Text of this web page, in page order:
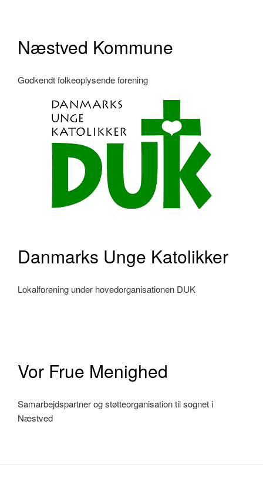
Næstved Kommune
Godkendt folkeoplysende forening
Danmarks Unge Katolikker
Lokalforening under hovedorganisationen DUK
Vor Frue Menighed
Samarbejdspartner og støtteorganisation til sognet i
Næstved